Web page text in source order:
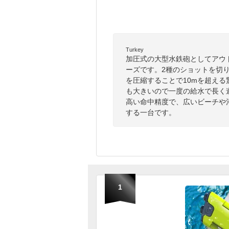
Turkey
加圧式の大型水鉄砲としてア
ーズです。2種のショットを切
を圧縮することで10mを超え
も大きいので一度の給水で長
高い命中精度で、広いビーチ
する一台です。
1